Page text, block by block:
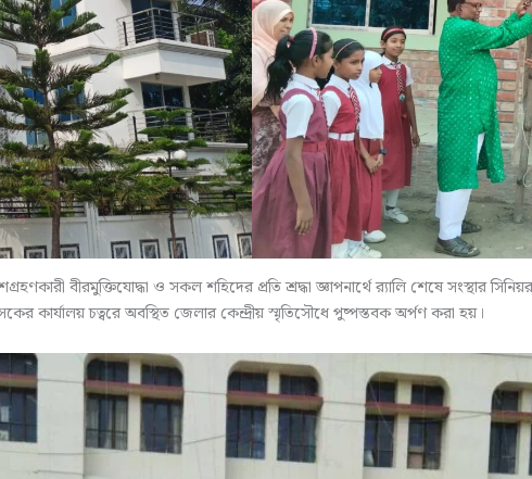
বীরমুক্তিযোদ্ধা ও সকল শহিদের প্রতি শ্রদ্ধা জ্ঞাপনার্থে র‌্যালি শেষে সংস্থার
কার্যালয় চত্বরে অবস্থিত জেলার কেন্দ্রীয় স্মৃতিসৌধে পুষ্পস্তবক অর্পণ করা হয়।